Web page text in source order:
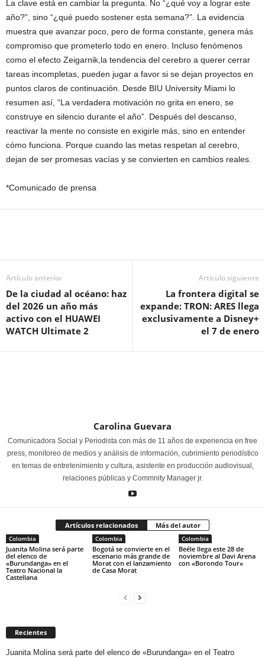
La clave está en cambiar la pregunta. No “¿qué voy a lograr este
año?”, sino “¿qué puedo sostener esta semana?”. La evidencia
muestra que avanzar poco, pero de forma constante, genera más
compromiso que prometerlo todo en enero. Incluso fenómenos
como el efecto Zeigarnik,la tendencia del cerebro a querer cerrar
tareas incompletas, pueden jugar a favor si se dejan proyectos en
puntos claros de continuación. Desde BIU University Miami lo
resumen así, “La verdadera motivación no grita en enero, se
construye en silencio durante el año”. Después del descanso,
reactivar la mente no consiste en exigirle más, sino en entender
cómo funciona. Porque cuando las metas respetan al cerebro,
dejan de ser promesas vacías y se convierten en cambios reales.
*Comunicado de prensa
Artículo anterior
De la ciudad al océano: haz
del 2026 un año más
activo con el HUAWEI
WATCH Ultimate 2
Artículo siguiente
La frontera digital se
expande: TRON: ARES llega
exclusivamente a Disney+
el 7 de enero
Carolina Guevara
Comunicadora Social y Periodista con más de 11 años de experiencia en free
press, monitoreo de medios y análisis de información, cubrimiento periodístico
en temas de entretenimiento y cultura, asistente en producción audiovisual,
relaciones públicas y Commnity Manager jr.
Artículos relacionados Más del autor
Colombia
Juanita Molina será parte
del elenco de
«Burundanga» en el
Teatro Nacional la
Castellana
Colombia
Bogotá se convierte en el
escenario más grande de
Morat con el lanzamiento
de Casa Morat
Colombia
Beéle llega este 28 de
noviembre al Davi Arena
con «Borondo Tour»
Recientes
Juanita Molina será parte del elenco de «Burundanga» en el Teatro